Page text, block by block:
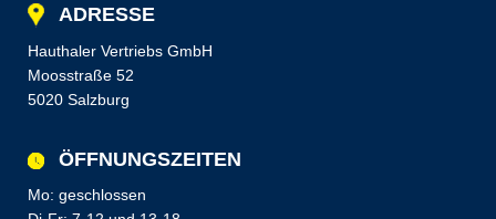
ADRESSE
Hauthaler Vertriebs GmbH
Moosstraße 52
5020 Salzburg
ÖFFNUNGSZEITEN
Mo: geschlossen